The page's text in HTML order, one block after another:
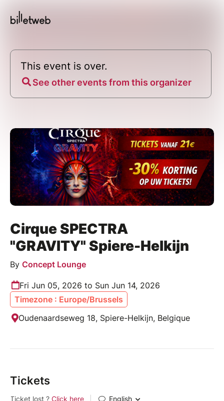
This event is over.
See other events from this organizer
Cirque SPECTRA
"GRAVITY" Spiere-Helkijn
By Concept Lounge
Fri Jun 05, 2026 to Sun Jun 14, 2026
Timezone : Europe/Brussels
Oudenaardseweg 18, Spiere-Helkijn, Belgique
Tickets